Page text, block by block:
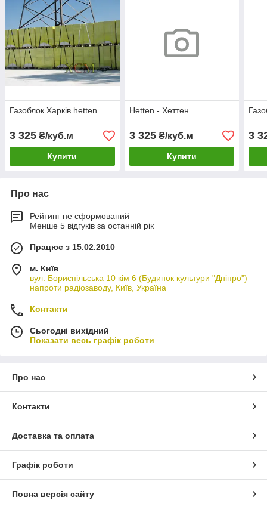
Газоблок Харків hetten
3 325 ₴/куб.м
Купити
Hetten - Хеттен
3 325₴/куб.м
Купити
3
Про нас
Рейтинг не сформований
Менше 5 відгуків за останній рік
Працює з 15.02.2010
м. Київ
вул. Бориспільська 10 кім 6 (Будинок культури "Дніпро")
напроти радіозаводу, Київ, Україна
Контакти
Сьогодні вихідний
Показати весь графік роботи
Про нас
Контакти
Доставка та оплата
Графік роботи
Повна версія сайту